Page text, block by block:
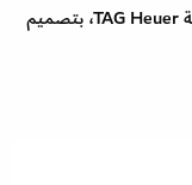
نختتم مع هذه الساعة الماسية الفاخرة من ماركة TAG Heuer، بتصميم